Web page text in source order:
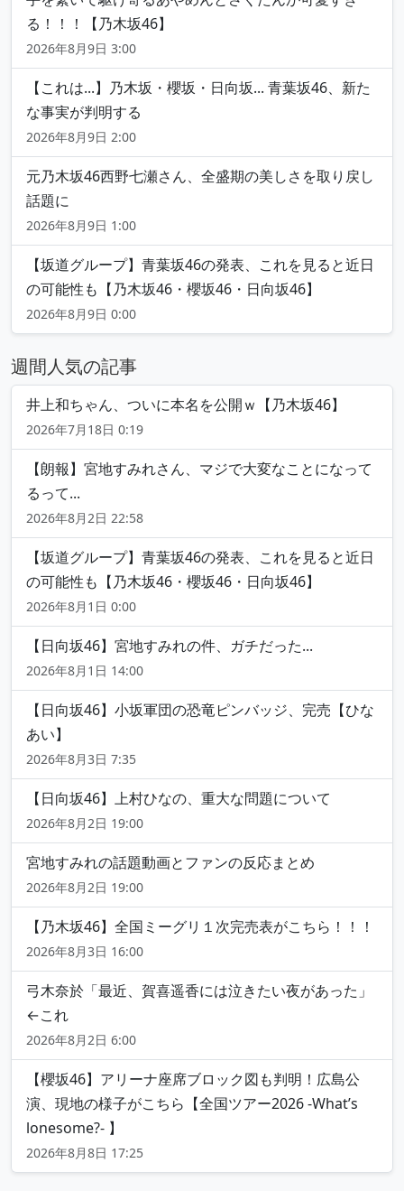
る！！！【乃木坂46】
2026年8月9日 3:00
【これは...】乃木坂・櫻坂・日向坂... 青葉坂46、新た
な事実が判明する
2026年8月9日 2:00
元乃木坂46西野七瀬さん、全盛期の美しさを取り戻し
話題に
2026年8月9日 1:00
【坂道グループ】青葉坂46の発表、これを見ると近日
の可能性も【乃木坂46・櫻坂46・日向坂46】
2026年8月9日 0:00
週間人気の記事
井上和ちゃん、ついに本名を公開ｗ【乃木坂46】
2026年7月18日 0:19
【朗報】宮地すみれさん、マジで大変なことになって
るって...
2026年8月2日 22:58
【坂道グループ】青葉坂46の発表、これを見ると近日
の可能性も【乃木坂46・櫻坂46・日向坂46】
2026年8月1日 0:00
【日向坂46】宮地すみれの件、ガチだった...
2026年8月1日 14:00
【日向坂46】小坂軍団の恐竜ピンバッジ、完売【ひな
あい】
2026年8月3日 7:35
【日向坂46】上村ひなの、重大な問題について
2026年8月2日 19:00
宮地すみれの話題動画とファンの反応まとめ
2026年8月2日 19:00
【乃木坂46】全国ミーグリ１次完売表がこちら！！！
2026年8月3日 16:00
弓木奈於「最近、賀喜遥香には泣きたい夜があった」
←これ
2026年8月2日 6:00
【櫻坂46】アリーナ座席ブロック図も判明！広島公
演、現地の様子がこちら【全国ツアー2026 -What’s
lonesome?- 】
2026年8月8日 17:25